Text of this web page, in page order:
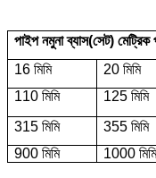
পাইপ নমুনা ব্যাস(সেট)
16 মিমি
20 মিমি
110 মিমি
125 মিমি
315 মিমি
355 মিমি
900 মিমি
1000